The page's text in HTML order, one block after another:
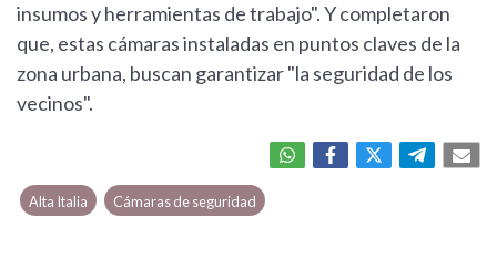
insumos y herramientas de trabajo". Y completaron
que, estas cámaras instaladas en puntos claves de la
zona urbana, buscan garantizar "la seguridad de los
vecinos".
Alta Italia Cámaras de seguridad